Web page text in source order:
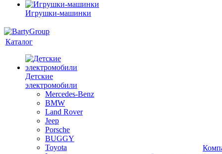
Игрушки-машинки
Каталог
Детские
электромобили
Mercedes-Benz
BMW
Land Rover
Jeep
Porsche
BUGGY
Toyota